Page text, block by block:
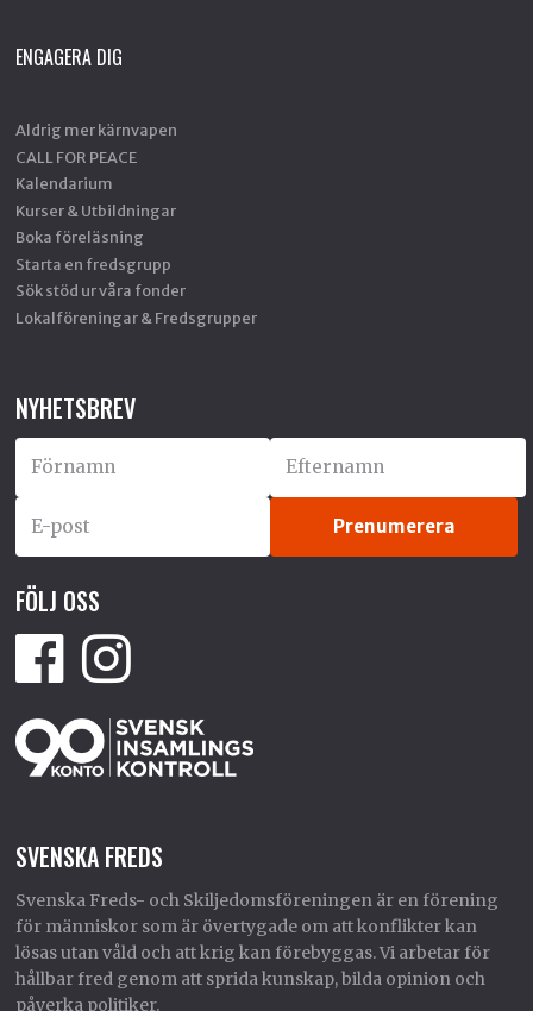
ENGAGERA DIG
Aldrig mer kärnvapen
CALL FOR PEACE
Kalendarium
Kurser & Utbildningar
Boka föreläsning
Starta en fredsgrupp
Sök stöd ur våra fonder
Lokalföreningar & Fredsgrupper
NYHETSBREV
FÖLJ OSS
SVENSKA FREDS
Svenska Freds- och Skiljedomsföreningen är en förening
för människor som är övertygade om att konflikter kan
lösas utan våld och att krig kan förebyggas. Vi arbetar för
hållbar fred genom att sprida kunskap, bilda opinion och
påverka politiker.